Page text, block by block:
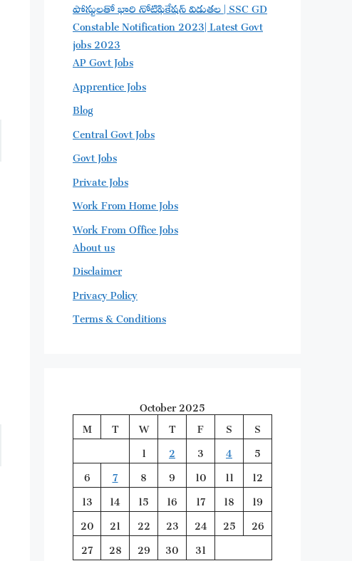
పోస్టులతో భారి నోటిఫికేషన్ విడుతల | SSC GD
Constable Notification 2023| Latest Govt
jobs 2023
AP Govt Jobs
Apprentice Jobs
Blog
Central Govt Jobs
Govt Jobs
Private Jobs
Work From Home Jobs
Work From Office Jobs
About us
Disclaimer
Privacy Policy
Terms & Conditions
October 2025
M
T W T F S
S
1
2 3 4
5
6
7 8 9 10 11
12
13
14 15 16 17 18
19
20
21 22 23 24 25
26
27
28 29 30
31